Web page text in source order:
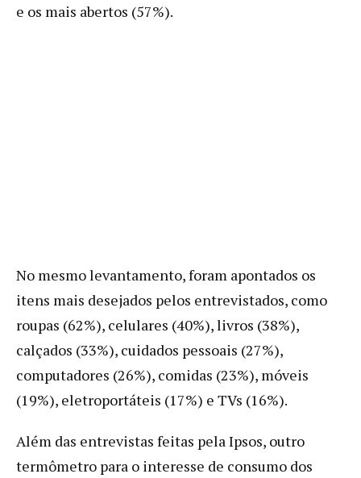
e os mais abertos (57%).
No mesmo levantamento, foram apontados os
itens mais desejados pelos entrevistados, como
roupas (62%), celulares (40%), livros (38%),
calçados (33%), cuidados pessoais (27%),
computadores (26%), comidas (23%), móveis
(19%), eletroportáteis (17%) e TVs (16%).
Além das entrevistas feitas pela Ipsos, outro
termômetro para o interesse de consumo dos